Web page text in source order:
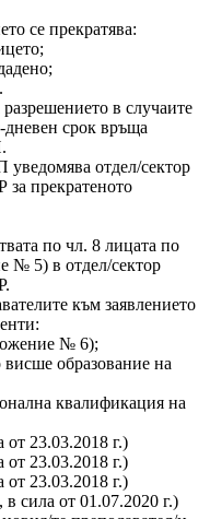
се прекратява:
в случаите
срок връща
отдел/сектор
прекратеното
по чл. 8 лицата по
№ 5) в отдел/сектор
към заявлението
№ 6);
образование на
квалификация на
23.03.2018 г.)
23.03.2018 г.)
23.03.2018 г.)
сила от 01.07.2020 г.)